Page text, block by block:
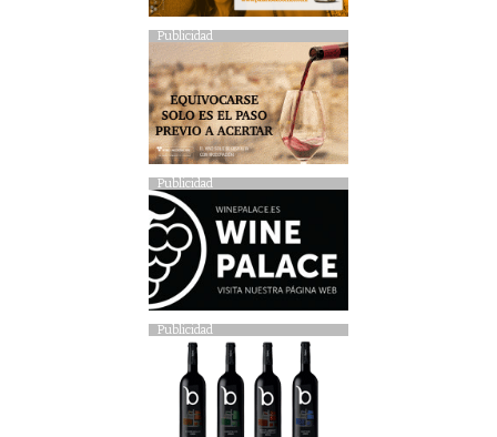
Publicidad
Publicidad
Publicidad